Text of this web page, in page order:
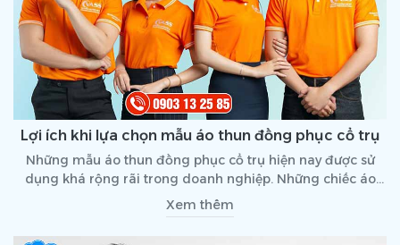
Lợi ích khi lựa chọn mẫu áo thun đồng phục cổ trụ
Những mẫu áo thun đồng phục cổ trụ hiện nay được sử
dụng khá rộng rãi trong doanh nghiệp. Những chiếc áo
đồng phục cổ trụ sẽ giúp xây dựng hình ảnh năng động và
chỉn chu cho nhân viên khi làm việc. Và điều này rất cần
thiết cho văn hóa của một doanh nghiệp. Hãy cùng tìm
Xem thêm